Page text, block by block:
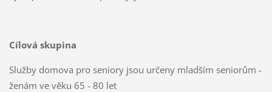
Cílová skupina
Služby domova pro seniory jsou určeny mladším seniorům -
ženám ve věku 65 - 80 let